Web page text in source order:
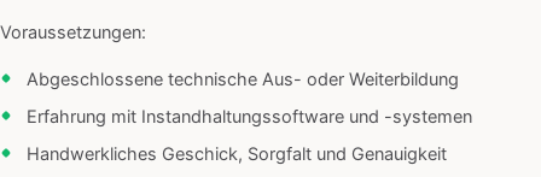
Voraussetzungen:
Abgeschlossene technische Aus- oder Weiterbildung
Erfahrung mit Instandhaltungssoftware und -systemen
Handwerkliches Geschick, Sorgfalt und Genauigkeit